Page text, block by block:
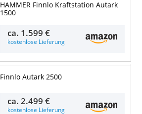
HAMMER Finnlo Kraftstation Autark
1500
ca. 1.599 €
kostenlose Lieferung
Finnlo Autark 2500
ca.2.499 €
kostenlose Lieferung